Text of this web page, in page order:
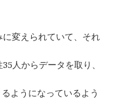
変えられていて、それ
人からデータを取り、
ようになっているよう